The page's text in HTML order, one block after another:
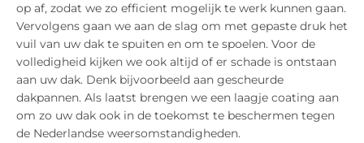
op af, zodat we zo efficient mogelijk te werk kunnen gaan.
Vervolgens gaan we aan de slag om met gepaste druk het
vuil van uw dak te spuiten en om te spoelen. Voor de
volledigheid kijken we ook altijd of er schade is ontstaan
aan uw dak. Denk bijvoorbeeld aan gescheurde
dakpannen. Als laatst brengen we een laagje coating aan
om zo uw dak ook in de toekomst te beschermen tegen
de Nederlandse weersomstandigheden.